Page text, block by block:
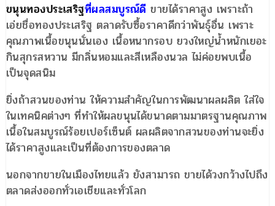
ขนุนทองประเสริฐที่ผลสมบูรณ์ดี ขายได้ราคาสูง เพราะถ้า
เอ่ยชื่อทองประเสริฐ ตลาดรับซื้อราคาดีกว่าพันธุ์อื่น เพราะ
คุณภาพเนื้อขนุนนั่นเอง เนื้อหนากรอบ ยวงใหญ่น้ำหนักเยอะ
กินสุกรสหวาน มีกลิ่นหอมและสีเหลืองนวล ไม่ค่อยพบเนื้อ
เป็นจุดสนิม
ยิ่งถ้าสวนของท่าน ให้ความสำคัญในการพัฒนาผลผลิต ใส่ใจ
ในเทคนิคต่างๆ ที่ทำให้ผลขนุนได้ขนาดตามมาตรฐานคุณภาพ
เนื้อในสมบูรณ์ร้อยเปอร์เซ็นต์ ผลผลิตจากสวนของท่านจะยิ่ง
ได้ราคาสูงและเป็นที่ต้องการของตลาด
นอกจากขายในเมืองไทยแล้ว ยังสามารถ ขายได้วงกว้างไปถึง
ตลาดส่งออกทั่วเอเชียและทั่วโลก